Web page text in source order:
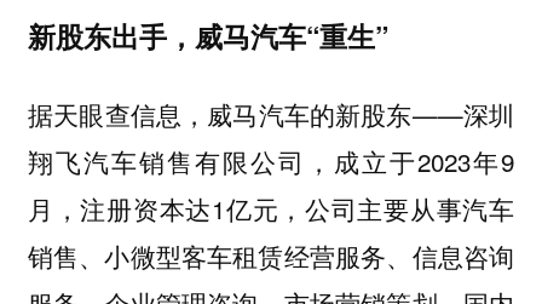
新股东出手，威马汽车“重生”
据天眼查信息，威马汽车的新股东——深圳
翔飞汽车销售有限公司，成立于2023年9
月，注册资本达1亿元，公司主要从事汽车
销售、小微型客车租赁经营服务、信息咨询